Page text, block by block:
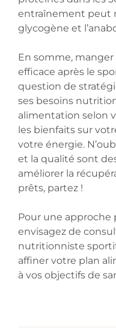
entraînement peut
glycogène et
En somme,
efficace après le
question de
ses besoins
alimentation selon
les bienfaits sur
votre énergie.
et la qualité sont
améliorer la
prêts, partez !
Pour une approche
envisagez de
nutritionniste
affiner votre plan
à vos objectifs de